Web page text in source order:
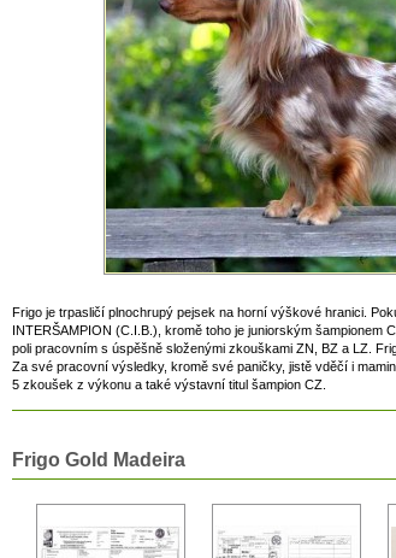
Frigo je trpasličí plnochrupý pejsek na horní výškové hranici.
INTERŠAMPION (C.I.B.), kromě toho je juniorským šampionem
poli pracovním s úspěšně složenými zkouškami ZN, BZ a LZ.
Za své pracovní výsledky, kromě své paničky, jistě vděčí i
5 zkoušek z výkonu a také výstavní titul šampion CZ.
Frigo Gold Madeira